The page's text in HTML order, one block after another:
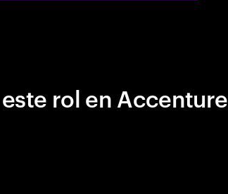
rol en Accenture